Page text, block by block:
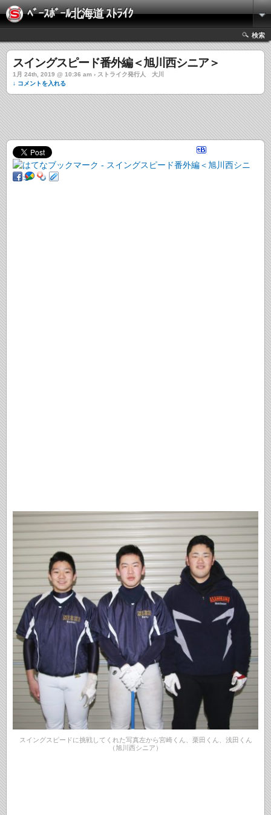
ﾍﾞｰｽﾎﾞｰﾙ北海道 ｽﾄﾗｲｸ
検索
スイングスピード番外編＜旭川西シニア＞
1月 24th, 2019 @ 10:36 am › ストライク発行人 大川
↓ コメントを入れる
スイングスピードに挑戦してくれた写真左から宮崎くん、栗田くん、浅田くん
（旭川西シニア）